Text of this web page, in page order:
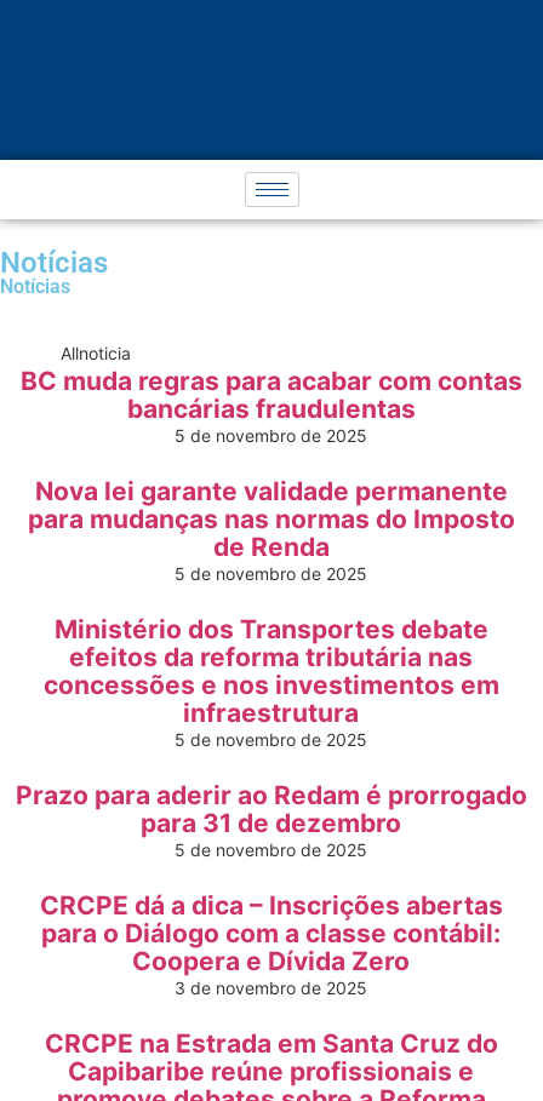
Notícias
Notícias
Allnoticia
BC muda regras para acabar com contas
bancárias fraudulentas
5 de novembro de 2025
Nova lei garante validade permanente
para mudanças nas normas do Imposto
de Renda
5 de novembro de 2025
Ministério dos Transportes debate
efeitos da reforma tributária nas
concessões e nos investimentos em
infraestrutura
5 de novembro de 2025
Prazo para aderir ao Redam é prorrogado
para 31 de dezembro
5 de novembro de 2025
CRCPE dá a dica – Inscrições abertas
para o Diálogo com a classe contábil:
Coopera e Dívida Zero
3 de novembro de 2025
CRCPE na Estrada em Santa Cruz do
Capibaribe reúne profissionais e